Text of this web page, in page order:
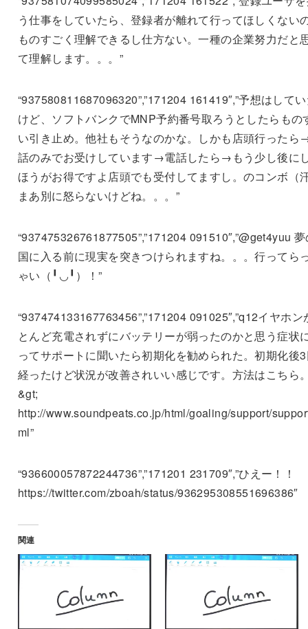
う仕事をしていたら、登録者が離れて行ってほしくない
ものすごく理解できるし仕方ない。一種の企業努力だと
て理解します。。。”
“937580811687096320”,”171204 161419″,”予想はして
けど、ソフトバンクでMNP予約番号取ろうとしたらもの
い引き止め。他社もそうなのかな。しかも店頭行ったら
話のみでお受けしています→電話したら→もう少し後に
ほうがお得ですよ店頭でも受付してますし。のコンボ（
まあ別に怒らないけどね。。。”
“937475326761877505”,”171204 091510″,”@get4yuu
国に入る前に現実を突きつけられますね。。。行ってら
ゃい（╹◡╹）！”
“937474133167763456”,”171204 091025″,”q12イヤホン
とんど充電されずにバッテリーが弱ったのかと思う症状
ってサポートに聞いたら初期化を勧められた。初期化後
経ったけど状況が改善されいい感じです。方法はこちら
&gt;
http://www.soundpeats.co.jp/html/goaling/support/
ml”
“936600057872244736”,”171201 231709″,”ひえー！！
https://twitter.com/zboah/status/936295308551696386″
関連